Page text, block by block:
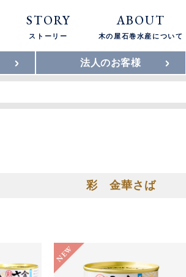
STORY
ストーリー
ABOUT
木の屋石巻水産について
法人のお客様
彩 金華さば
NEW